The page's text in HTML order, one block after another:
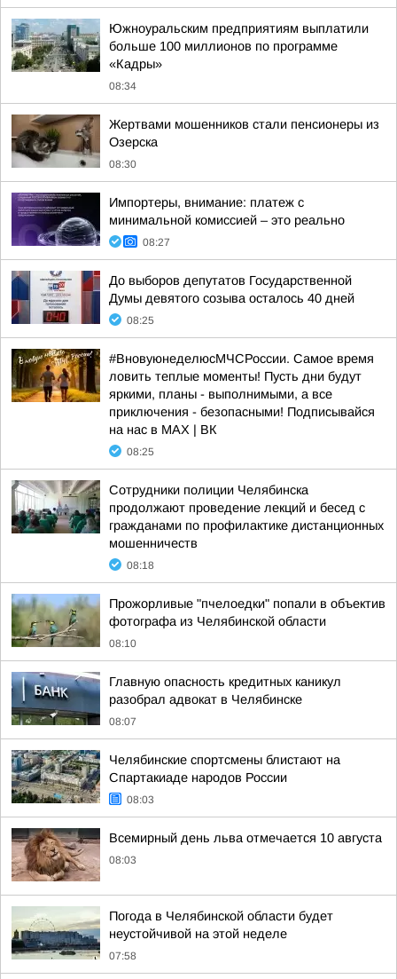
Южноуральским предприятиям выплатили
больше 100 миллионов по программе
«Кадры»
08:34
Жертвами мошенников стали пенсионеры из
Озерска
08:30
Импортеры, внимание: платеж с
минимальной комиссией – это реально
08:27
До выборов депутатов Государственной
Думы девятого созыва осталось 40 дней
08:25
#ВновуюнеделюсМЧСРоссии. Самое время
ловить теплые моменты! Пусть дни будут
яркими, планы - выполнимыми, а все
приключения - безопасными! Подписывайся
на нас в MAX | ВК
08:25
Сотрудники полиции Челябинска
продолжают проведение лекций и бесед с
гражданами по профилактике дистанционных
мошенничеств
08:18
Прожорливые "пчелоедки" попали в объектив
фотографа из Челябинской области
08:10
Главную опасность кредитных каникул
разобрал адвокат в Челябинске
08:07
Челябинские спортсмены блистают на
Спартакиаде народов России
08:03
Всемирный день льва отмечается 10 августа
08:03
Погода в Челябинской области будет
неустойчивой на этой неделе
07:58